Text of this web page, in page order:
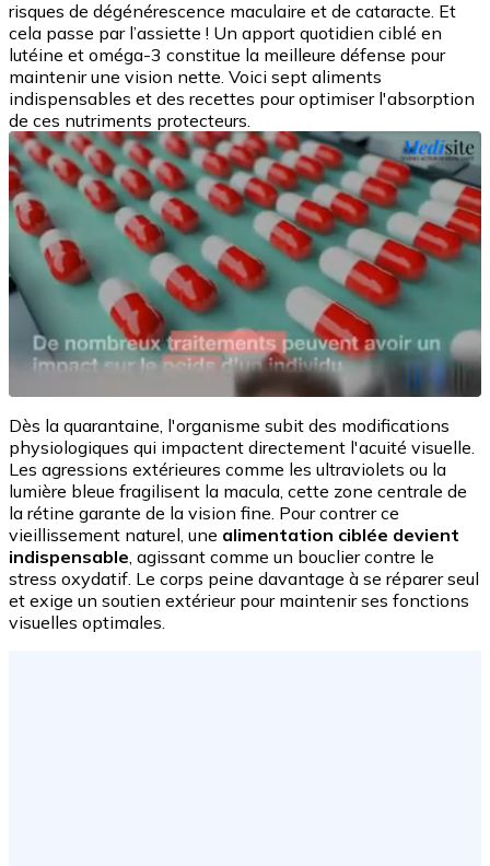
risques de dégénérescence maculaire et de cataracte. Et
cela passe par l’assiette ! Un apport quotidien ciblé en
lutéine et oméga-3 constitue la meilleure défense pour
maintenir une vision nette. Voici sept aliments
indispensables et des recettes pour optimiser l'absorption
de ces nutriments protecteurs.
Dès la quarantaine, l'organisme subit des modifications
physiologiques qui impactent directement l'acuité visuelle.
Les agressions extérieures comme les ultraviolets ou la
lumière bleue fragilisent la macula, cette zone centrale de
la rétine garante de la vision fine. Pour contrer ce
vieillissement naturel, une alimentation ciblée devient
indispensable, agissant comme un bouclier contre le
stress oxydatif. Le corps peine davantage à se réparer seul
et exige un soutien extérieur pour maintenir ses fonctions
visuelles optimales.